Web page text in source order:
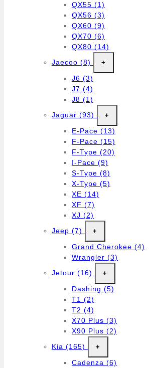
QX55 (1)
QX56 (3)
QX60 (9)
QX70 (6)
QX80 (14)
Jaecoo (8) +
J6 (3)
J7 (4)
J8 (1)
Jaguar (93) +
E-Pace (13)
F-Pace (15)
F-Type (20)
I-Pace (9)
S-Type (8)
X-Type (5)
XE (14)
XF (7)
XJ (2)
Jeep (7) +
Grand Cherokee (4)
Wrangler (3)
Jetour (16) +
Dashing (5)
T1 (2)
T2 (4)
X70 Plus (3)
X90 Plus (2)
Kia (165) +
Cadenza (6)